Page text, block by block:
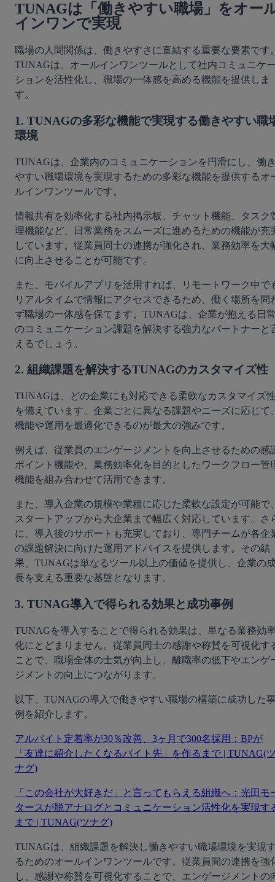
TUNAGは「働きやすい職場」をオー
インワンで実現
職場の人間関係は、働きやすさに直結する重要な要素です
TUNAGは、オールインワンツールとして社内コミュニケ
ションを活性化し、職場の一体感を高める機能を提供しま
す。
1. TUNAGの多彩な機能で実現する働きやすい職
環境
TUNAGは、企業内のコミュニケーションを円滑にし、働
やすい職場環境を実現するための多彩な機能を提供するオ
ルインワンツールです。
情報共有を効率化する社内掲示板、チャット機能、タスク
理機能など、日常業務をスムーズに進めるための機能が充
しています。従業員同士の連携が強化され、業務効率を大
に向上させることが可能です。
また、モバイルアプリを活用すれば、リモートワーク中で
リアルタイムで情報にアクセスできるため、働く場所を問
ず職場の一体感を保てます。TUNAGは、企業が抱える日
のコミュニケーション課題を解決する強力なパートナーと
えるでしょう。
2. 組織課題を解決するTUNAGのカスタマイズ性
TUNAGは、どの企業にも対応できる柔軟なカスタマイズ
を備えています。企業ごとに異なる課題やニーズに応じて
機能や運用を最適化できるのが最大の強みです。
例えば、従業員のエンゲージメントを向上させるための感
ポイント機能や、業務効率化を目的としたワークフロー管
機能を組み合わせて活用できます。
また、導入企業の規模や業種に応じた柔軟な設定が可能で
スタートアップから大企業まで幅広く対応しています。さ
に、導入後のサポートも充実しており、専門チームが各企
の課題解決に向けた運用アドバイスを提供します。その結
果、TUNAGは単なるツール以上の価値を提供し、企業の
長を支える重要な基盤となります。
3. TUNAG導入で得られる効果と成功事例
TUNAGを導入することで得られる効果は、単なる業務効
化にとどまりません。従業員同士の感謝や称賛を可視化す
ことで、職場全体の士気が向上し、離職率の低下やエンゲ
ジメントの向上につながります。
以下、TUNAGの導入で働きやすい職場の構築に成功した
例を紹介します。
アルバイト定着率が30％改善、3ヶ月で300名採用：BPが
「友達に紹介したくなるバイト先」を作るまで | TUNAG(
ナグ)
「この会社が大好きだ」と言ってもらえる組織へ：光田モ
タースが脱アナログとコミュニケーション活性化を実現す
まで | TUNAG(ツナグ)
TUNAGは、組織課題を解決し働きやすい職場環境を実現
るためのオールインワンツールです。従業員間の連携を強
し、感謝や称賛を可視化することで、エンゲージメントの